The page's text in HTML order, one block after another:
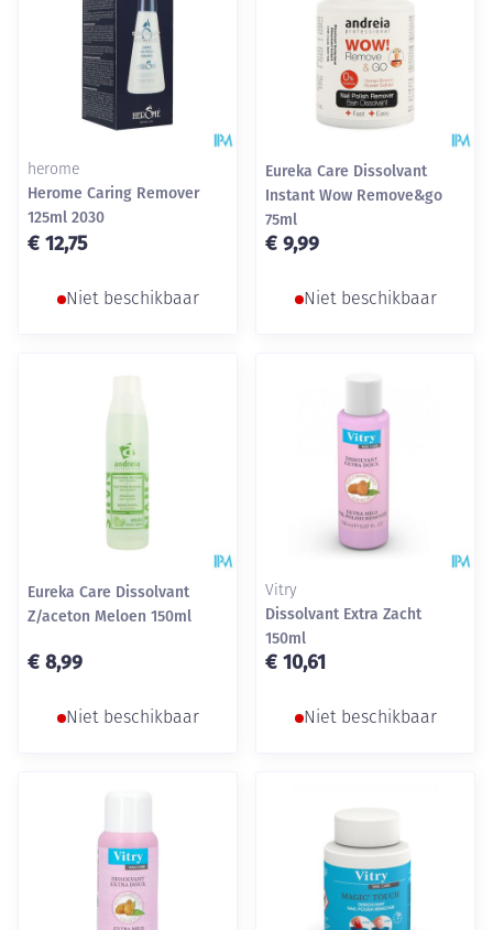
herome
Herome Caring Remover
125ml 2030
€ 12,75
Niet beschikbaar
Eureka Care Dissolvant
Instant Wow Remove&go
75ml
€ 9,99
Niet beschikbaar
Eureka Care Dissolvant
Z/aceton Meloen 150ml
€ 8,99
Niet beschikbaar
Vitry
Dissolvant Extra Zacht
150ml
€ 10,61
Niet beschikbaar